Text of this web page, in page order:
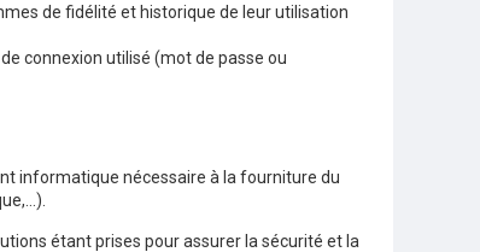
de fidélité et historique de leur utilisation
connexion utilisé (mot de passe ou
informatique nécessaire à la fourniture du
étant prises pour assurer la sécurité et la